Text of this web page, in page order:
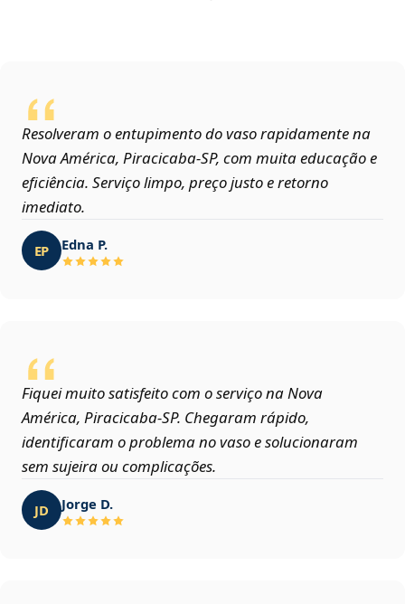
Resolveram o entupimento do vaso rapidamente na
Nova América, Piracicaba‑SP, com muita educação e
eficiência. Serviço limpo, preço justo e retorno
imediato.
EP Edna P.
Fiquei muito satisfeito com o serviço na Nova
América, Piracicaba‑SP. Chegaram rápido,
identificaram o problema no vaso e solucionaram
sem sujeira ou complicações.
JD Jorge D.